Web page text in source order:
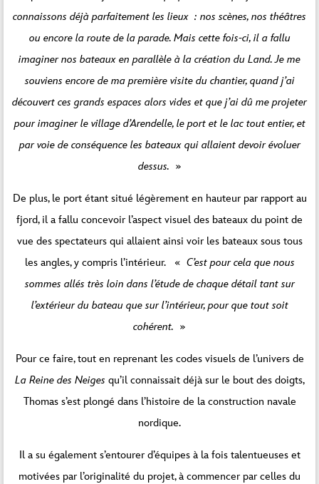
connaissons déjà parfaitement les lieux : nos scènes, nos théâtres
ou encore la route de la parade. Mais cette fois-ci, il a fallu
imaginer nos bateaux en parallèle à la création du Land. Je me
souviens encore de ma première visite du chantier, quand j’ai
découvert ces grands espaces alors vides et que j’ai dû me projeter
pour imaginer le village d’Arendelle, le port et le lac tout entier, et
par voie de conséquence les bateaux qui allaient devoir évoluer
dessus. »
De plus, le port étant situé légèrement en hauteur par rapport au
fjord, il a fallu concevoir l’aspect visuel des bateaux du point de
vue des spectateurs qui allaient ainsi voir les bateaux sous tous
les angles, y compris l’intérieur. « C’est pour cela que nous
sommes allés très loin dans l’étude de chaque détail tant sur
l’extérieur du bateau que sur l’intérieur, pour que tout soit
cohérent. »
Pour ce faire, tout en reprenant les codes visuels de l’univers de
La Reine des Neiges qu’il connaissait déjà sur le bout des doigts,
Thomas s’est plongé dans l’histoire de la construction navale
nordique.
Il a su également s’entourer d’équipes à la fois talentueuses et
motivées par l’originalité du projet, à commencer par celles du